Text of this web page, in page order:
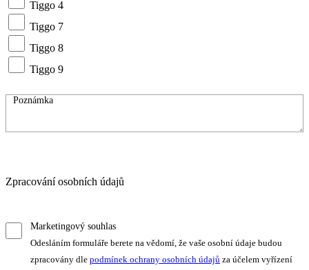
Tiggo 4
Tiggo 7
Tiggo 8
Tiggo 9
Zpracování osobních údajů
Marketingový souhlas
Odesláním formuláře berete na vědomí, že vaše osobní údaje budou
zpracovány dle podmínek ochrany osobních údajů za účelem vyřízení